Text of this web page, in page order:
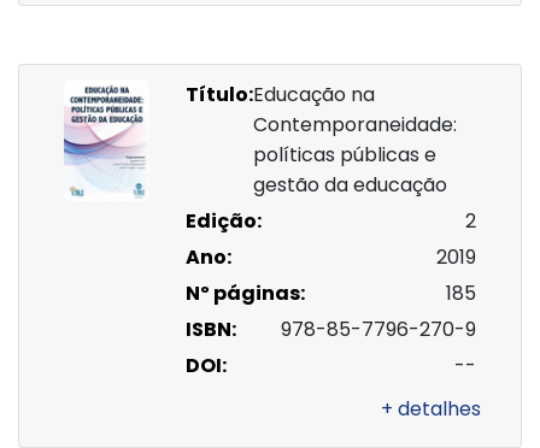
Título:Educação na
Contemporaneidade:
políticas públicas e
gestão da educação
Edição:
2
Ano:
2019
Nº páginas:
185
ISBN:
978-85-7796-270-9
DOI:
--
+ detalhes